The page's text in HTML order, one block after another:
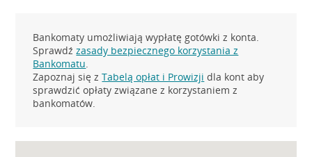
Bankomaty umożliwiają wypłatę gotówki z konta.
Sprawdźzasady bezpiecznego korzystania z
Bankomatu.
Zapoznaj się zTabelą opłat i Prowizji dla kont aby
sprawdzić opłaty związane z korzystaniem z
bankomatów.